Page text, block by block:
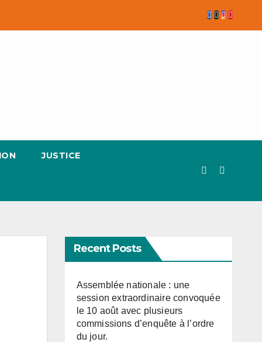
JUSTICE
Recent Posts
Assemblée nationale : une
session extraordinaire convoquée
le 10 août avec plusieurs
commissions d’enquête à l’ordre
du jour.